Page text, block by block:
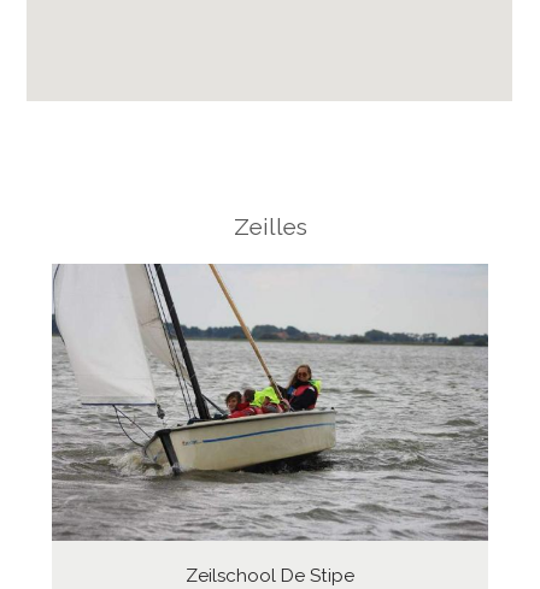
Zeilles
Zeilschool De Stipe